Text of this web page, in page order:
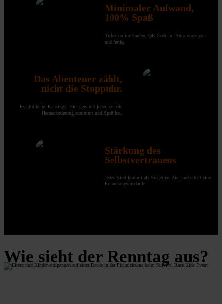
Minimaler Aufwand,
100% Spaß
Ticket online kaufen, QR-Code im Büro vorzeigen
und fertig.
Das Abenteuer zählt,
nicht die Stoppuhr.
Es gibt keine Rankings. Hier gewinnt jeder, der die
Herausforderung annimmt und Spaß hat.
Stärkung des
Selbstvertrauens
Jedes Kind kommt als Sieger ins Ziel und erhält eine
Erinnerungsmedaille.
Wie sieht der Renntag aus?